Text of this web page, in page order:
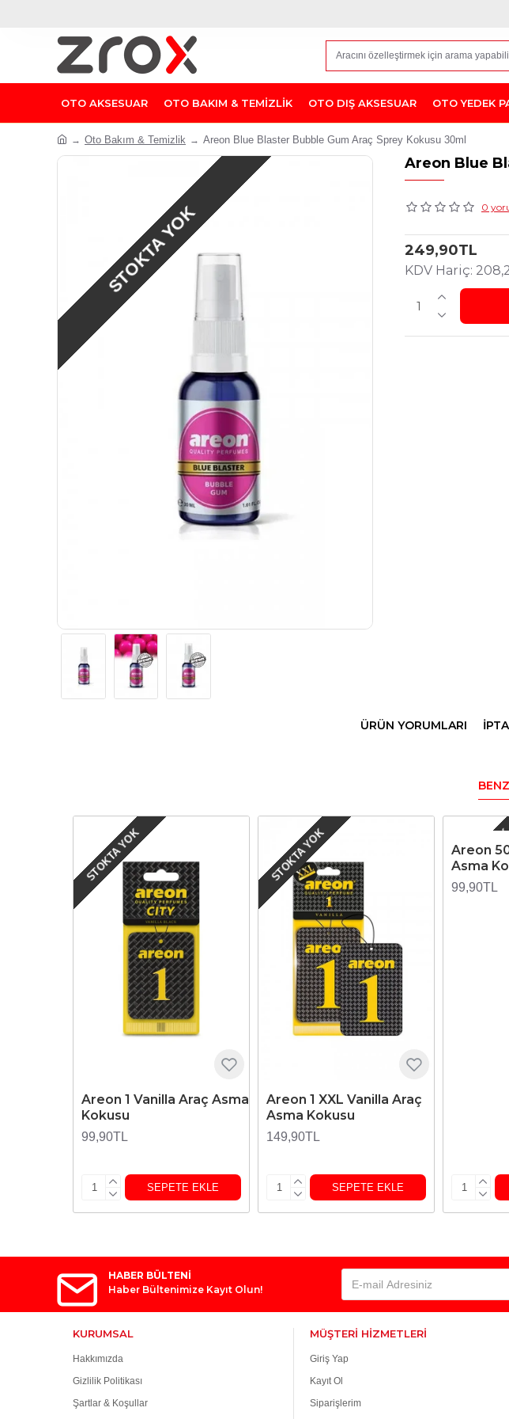
OTO AKSESUAR OTO BAKIM & TEMİZLİK OTO DIŞ AKSESUAR OTO YEDEK
Oto Bakım & Temizlik Areon Blue Blaster Bubble Gum Araç Sprey Kokusu 30ml
STOKTA YOK
Areon Blue
0
249,90TL
KDV Hariç:
ÜRÜN YORUMLARI
STOKTA YOK
Areon 1 Vanilla Araç Asma
Kokusu
99,90TL
SEPETE EKLE
STOKTA YOK
Areon 1 XXL Vanilla Araç
Asma Kokusu
149,90TL
SEPETE EKLE
STOKTA
Areon
Asma
99,90TL
HABER BÜLTENİ
Haber Bültenimize Kayıt Olun!
KURUMSAL
Hakkımızda
Gizlilik Politikası
Şartlar & Koşullar
MÜŞTERİ HİZMETLERİ
Giriş Yap
Kayıt Ol
Siparişlerim